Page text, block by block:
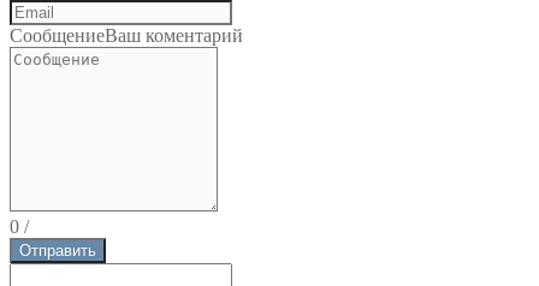
СообщениеВаш коментарий
0 /
Отправить